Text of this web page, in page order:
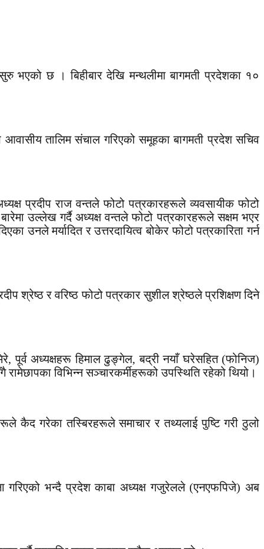
भएको छ । बिहीबार देखि मन्थलीमा बागमती प्रदेशका १०
तालिम संचाल गरिएको समूहका बागमती प्रदेश सचिव
प्रदीप राज वन्तले फोटो पत्रकारहरूले व्यवसायीक फोटो
उल्लेख गर्दै अध्यक्ष वन्तले फोटो पत्रकारहरूले सक्षम भएर
उनले मर्यादित र उत्तरदायित्व बोकेर फोटो पत्रकारिता गर्न
श्रेष्ठ र वरिष्ठ फोटो पत्रकार सुशील श्रेष्ठले प्रशिक्षण दिने
पूर्व अध्यक्षहरू हिमाल ढुङ्गेल, बद्री नयाँ घरेसहित (फोनिज)
विभिन्न सञ्चारकर्मीहरूको उपस्थिति रहेको थियो।
कैद गरेका तस्बिरहरूले समाचार र तथ्यलाई पुष्टि गरी ठुलो
गरिएको भन्दै प्रदेश काबा अध्यक्ष गजुरेलले (एनएफपिजे) अब